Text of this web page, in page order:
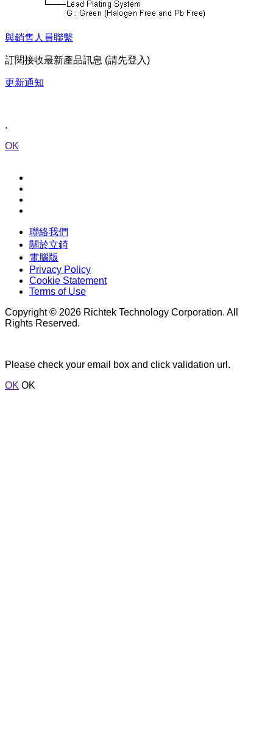
與銷售人員聯繫
訂閱接收最新產品訊息 (請先登入)
更新通知
.
OK
聯絡我們
關於立錡
電腦版
Privacy Policy
Cookie Statement
Terms of Use
Copyright © 2026 Richtek Technology Corporation. All
Rights Reserved.
Please check your email box and click validation url.
OK OK